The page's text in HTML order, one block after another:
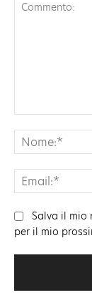
Salva il mio
per il mio